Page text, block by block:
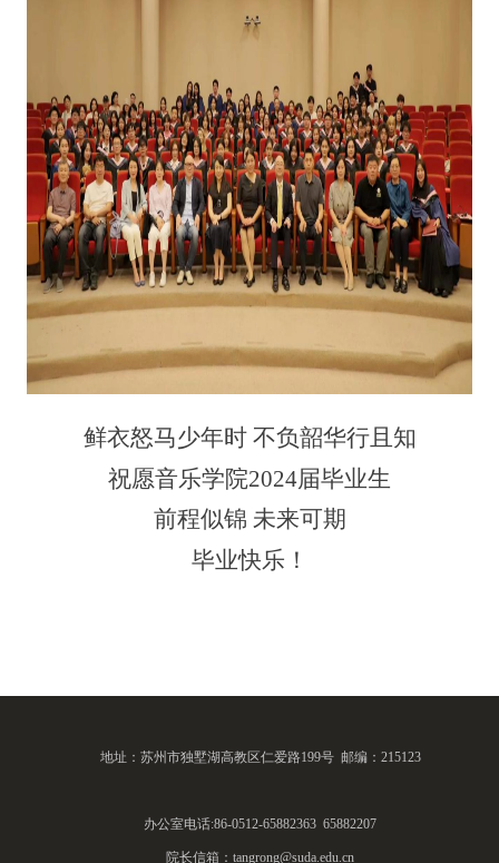
鲜衣怒马少年时 不负韶华行且知
祝愿音乐学院2024届毕业生
前程似锦 未来可期
毕业快乐！
地址：苏州市独墅湖高教区仁爱路199号 邮编：215123
办公室电话:86-0512-65882363 65882207
院长信箱：tangrong@suda.edu.cn